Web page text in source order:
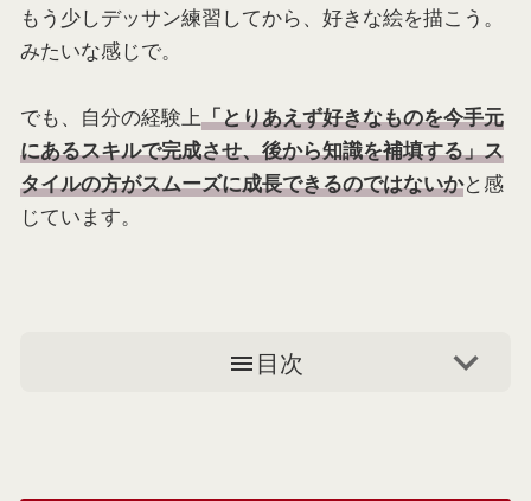
もう少しデッサン練習してから、好きな絵を描こう。
みたいな感じで。
でも、自分の経験上「とりあえず好きなものを今手元
にあるスキルで完成させ、後から知識を補填する」ス
タイルの方がスムーズに成長できるのではないかと感
じています。
目次